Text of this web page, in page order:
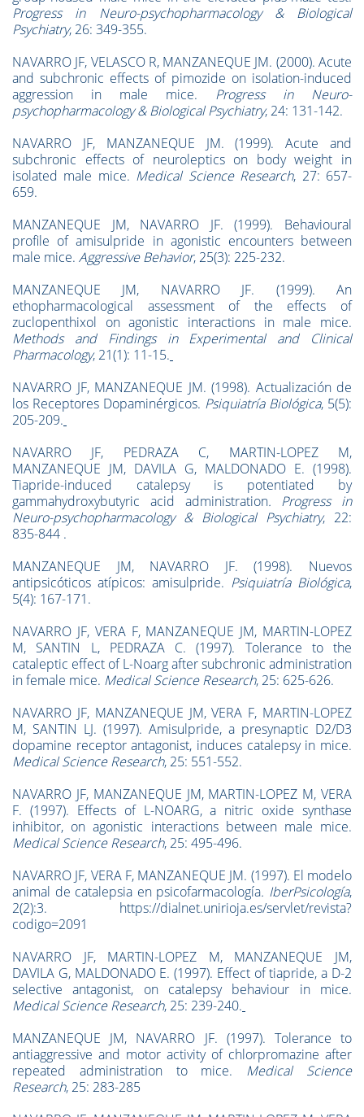
Progress in Neuro-psychopharmacology & Biological
Psychiatry, 26: 349-355.
NAVARRO JF, VELASCO R, MANZANEQUE JM. (2000). Acute
and subchronic effects of pimozide on isolation-induced
aggression in male mice. Progress in Neuro-
psychopharmacology & Biological Psychiatry, 24: 131-142.
NAVARRO JF, MANZANEQUE JM. (1999). Acute and
subchronic effects of neuroleptics on body weight in
isolated male mice. Medical Science Research, 27: 657-
659.
MANZANEQUE JM, NAVARRO JF. (1999). Behavioural
profile of amisulpride in agonistic encounters between
male mice. Aggressive Behavior, 25(3): 225-232.
MANZANEQUE JM, NAVARRO JF. (1999). An
ethopharmacological assessment of the effects of
zuclopenthixol on agonistic interactions in male mice.
Methods and Findings in Experimental and Clinical
Pharmacology, 21(1): 11-15.
NAVARRO JF, MANZANEQUE JM. (1998). Actualización de
los Receptores Dopaminérgicos. Psiquiatría Biológica, 5(5):
205-209.
NAVARRO JF, PEDRAZA C, MARTIN-LOPEZ M,
MANZANEQUE JM, DAVILA G, MALDONADO E. (1998).
Tiapride-induced catalepsy is potentiated by
gammahydroxybutyric acid administration.
Progress in
Neuro-psychopharmacology & Biological Psychiatry, 22:
835-844 .
MANZANEQUE JM, NAVARRO JF. (1998). Nuevos
antipsicóticos atípicos: amisulpride. Psiquiatría Biológica,
5(4): 167-171.
NAVARRO JF, VERA F, MANZANEQUE JM, MARTIN-LOPEZ
M, SANTIN L, PEDRAZA C. (1997). Tolerance to the
cataleptic effect of L-Noarg after subchronic administration
in female mice. Medical Science Research, 25: 625-626.
NAVARRO JF, MANZANEQUE JM, VERA F, MARTIN-LOPEZ
M, SANTIN LJ. (1997). Amisulpride, a presynaptic D2/D3
dopamine receptor antagonist, induces catalepsy in mice.
Medical Science Research, 25: 551-552.
NAVARRO JF, MANZANEQUE JM, MARTIN-LOPEZ M, VERA
F. (1997). Effects of L-NOARG, a nitric oxide synthase
inhibitor, on agonistic interactions between male mice.
Medical Science Research, 25: 495-496.
NAVARRO JF, VERA F, MANZANEQUE JM. (1997). El modelo
animal de catalepsia en psicofarmacología. IberPsicología,
2(2):3. https://dialnet.unirioja.es/servlet/revista?
codigo=2091
NAVARRO JF, MARTIN-LOPEZ M, MANZANEQUE JM,
DAVILA G, MALDONADO E. (1997). Effect of tiapride, a D-2
selective antagonist, on catalepsy behaviour in mice.
Medical Science Research, 25: 239-240.
MANZANEQUE JM, NAVARRO JF. (1997). Tolerance to
antiaggressive and motor activity of chlorpromazine after
repeated administration to mice. Medical Science
Research, 25: 283-285